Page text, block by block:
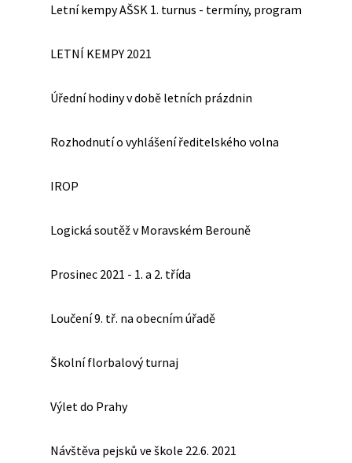
Letní kempy AŠSK 1. turnus - termíny, program
LETNÍ KEMPY 2021
Úřední hodiny v době letních prázdnin
Rozhodnutí o vyhlášení ředitelského volna
IROP
Logická soutěž v Moravském Berouně
Prosinec 2021 - 1. a 2. třída
Loučení 9. tř. na obecním úřadě
Školní florbalový turnaj
Výlet do Prahy
Návštěva pejsků ve škole 22.6. 2021